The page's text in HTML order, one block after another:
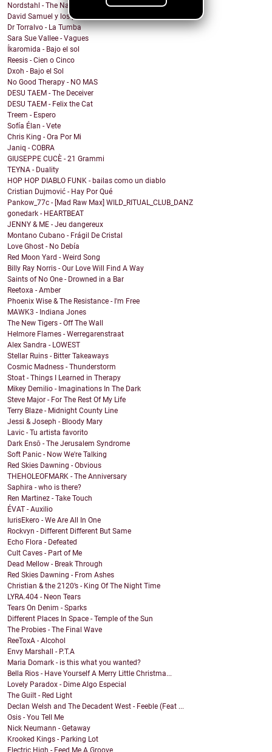
Nordstahl - The Nameless Hour
David Samuel y los problemas de Macario - Sonámbulo
Dr Torralvo - La Tumba
Sara Sue Vallee - Vagues
Íkaromida - Bajo el sol
Reesis - Cien o Cinco
Dxoh - Bajo el Sol
No Good Therapy - NO MAS
DESU TAEM - The Deceiver
DESU TAEM - Felix the Cat
Treem - Espero
Sofía Élan - Vete
Chris King - Ora Por Mi
Janiq - COBRA
GIUSEPPE CUCÈ - 21 Grammi
TEYNA - Duality
HOP HOP DIABLO FUNK - bailas como un diablo
Cristian Dujmović - Hay Por Qué
Pankow_77c - [Mad Raw Max] WILD_RITUAL_CLUB_DANZ
gonedark - HEARTBEAT
JENNY & ME - Jeu dangereux
Montano Cubano - Frágil De Cristal
Love Ghost - No Debía
Red Moon Yard - Weird Song
Billy Ray Norris - Our Love Will Find A Way
Saints of No One - Drowned in a Bar
Reetoxa - Amber
Phoenix Wise & The Resistance - I'm Free
MAWK3 - Indiana Jones
The New Tigers - Off The Wall
Helmore Flames - Werregarenstraat
Alex Sandra - LOWEST
Stellar Ruins - Bitter Takeaways
Cosmic Madness - Thunderstorm
Stoat - Things I Learned in Therapy
Mikey Demilio - Imaginations In The Dark
Steve Major - For The Rest Of My Life
Terry Blaze - Midnight County Line
Jessi & Joseph - Bloody Mary
Lavic - Tu artista favorito
Dark Ensō - The Jerusalem Syndrome
Soft Panic - Now We're Talking
Red Skies Dawning - Obvious
THEHOLEOFMARK - The Anniversary
Saphira - who is there?
Ren Martinez - Take Touch
ÉVAT - Auxilio
IurisEkero - We Are All In One
Rockvyn - Different Different But Same
Echo Flora - Defeated
Cult Caves - Part of Me
Dead Mellow - Break Through
Red Skies Dawning - From Ashes
Christian & the 2120’s - King Of The Night Time
LYRA.404 - Neon Tears
Tears On Denim - Sparks
Different Places In Space - Temple of the Sun
The Probies - The Final Wave
ReeToxA - Alcohol
Envy Marshall - P.T.A
Maria Domark - is this what you wanted?
Bella Rios - Have Yourself A Merry Little Christma...
Lovely Paradox - Dime Algo Especial
The Guilt - Red Light
Declan Welsh and The Decadent West - Feeble (Feat ...
Osis - You Tell Me
Nick Neumann - Getaway
Krooked Kings - Parking Lot
Electric High - Feed Me A Groove